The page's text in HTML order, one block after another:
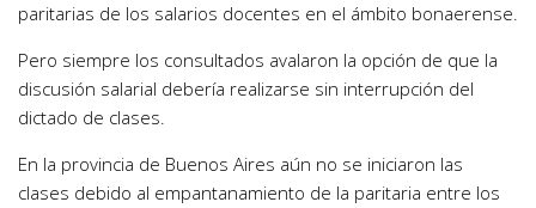
paritarias de los salarios docentes en el ámbito bonaerense.
Pero siempre los consultados avalaron la opción de que la
discusión salarial debería realizarse sin interrupción del
dictado de clases.
En la provincia de Buenos Aires aún no se iniciaron las
clases debido al empantanamiento de la paritaria entre los